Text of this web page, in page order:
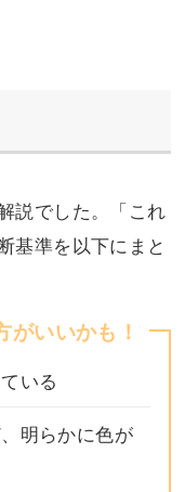
説でした。「これ
基準を以下にまと
がいいかも！
いる
明らかに色が